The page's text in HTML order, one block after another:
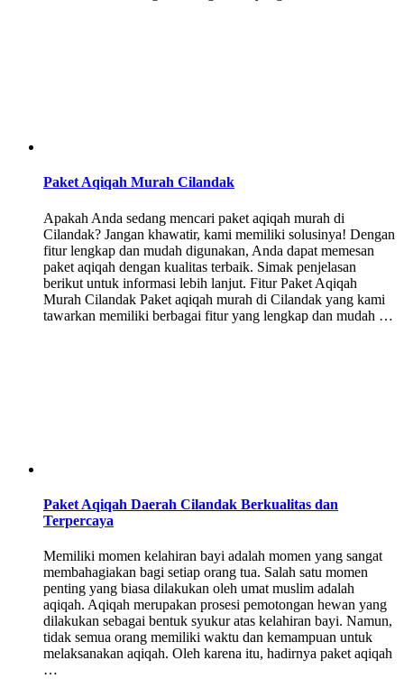
Paket Aqiqah Murah Cilandak
Apakah Anda sedang mencari paket aqiqah murah di
Cilandak? Jangan khawatir, kami memiliki solusinya! Dengan
fitur lengkap dan mudah digunakan, Anda dapat memesan
paket aqiqah dengan kualitas terbaik. Simak penjelasan
berikut untuk informasi lebih lanjut. Fitur Paket Aqiqah
Murah Cilandak Paket aqiqah murah di Cilandak yang kami
tawarkan memiliki berbagai fitur yang lengkap dan mudah …
Paket Aqiqah Daerah Cilandak Berkualitas dan
Terpercaya
Memiliki momen kelahiran bayi adalah momen yang sangat
membahagiakan bagi setiap orang tua. Salah satu momen
penting yang biasa dilakukan oleh umat muslim adalah
aqiqah. Aqiqah merupakan prosesi pemotongan hewan yang
dilakukan sebagai bentuk syukur atas kelahiran bayi. Namun,
tidak semua orang memiliki waktu dan kemampuan untuk
melaksanakan aqiqah. Oleh karena itu, hadirnya paket aqiqah
…